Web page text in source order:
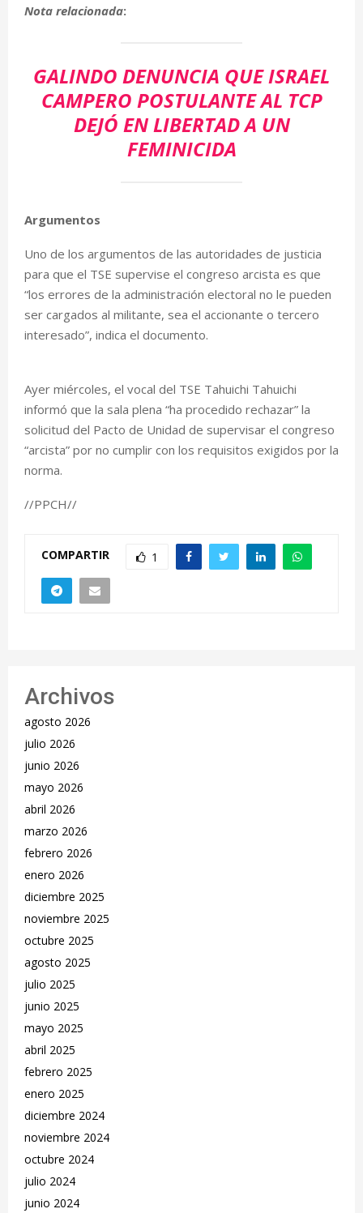
Nota relacionada:
GALINDO DENUNCIA QUE ISRAEL
CAMPERO POSTULANTE AL TCP
DEJÓ EN LIBERTAD A UN
FEMINICIDA
Argumentos
Uno de los argumentos de las autoridades de justicia
para que el TSE supervise el congreso arcista es que
“los errores de la administración electoral no le pueden
ser cargados al militante, sea el accionante o tercero
interesado”, indica el documento.
Ayer miércoles, el vocal del TSE Tahuichi Tahuichi
informó que la sala plena “ha procedido rechazar” la
solicitud del Pacto de Unidad de supervisar el congreso
“arcista” por no cumplir con los requisitos exigidos por la
norma.
//PPCH//
COMPARTIR 1
Archivos
agosto 2026
julio 2026
junio 2026
mayo 2026
abril 2026
marzo 2026
febrero 2026
enero 2026
diciembre 2025
noviembre 2025
octubre 2025
agosto 2025
julio 2025
junio 2025
mayo 2025
abril 2025
febrero 2025
enero 2025
diciembre 2024
noviembre 2024
octubre 2024
julio 2024
junio 2024